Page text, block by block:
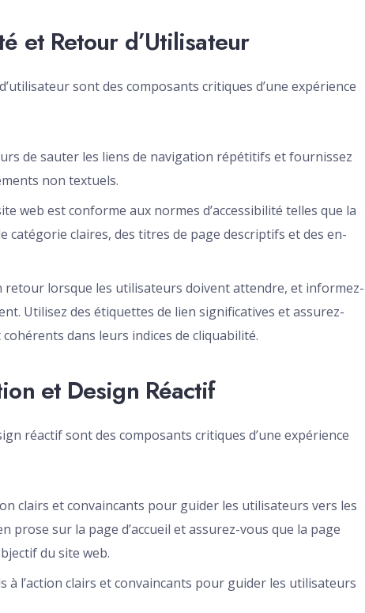
et Retour d’Utilisateur
sont des composants critiques d’une expérience
de sauter les liens de navigation répétitifs et fournissez
non textuels.
web est conforme aux normes d’accessibilité telles que la
catégorie claires, des titres de page descriptifs et des en-
retour lorsque les utilisateurs doivent attendre, et informez-
Utilisez des étiquettes de lien significatives et assurez-
dans leurs indices de cliquabilité.
et Design Réactif
réactif sont des composants critiques d’une expérience
clairs et convaincants pour guider les utilisateurs vers les
prose sur la page d’accueil et assurez-vous que la page
du site web.
à l’action clairs et convaincants pour guider les utilisateurs